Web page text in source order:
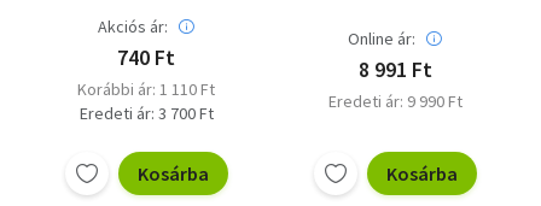
Akciós ár:
740 Ft
Korábbi ár: 1 110 Ft
Eredeti ár: 3 700 Ft
Kosárba
Online ár:
8 991 Ft
Eredeti ár: 9 990 Ft
Kosárba